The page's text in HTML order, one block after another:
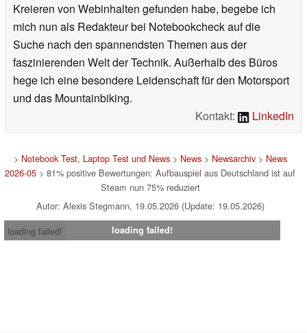
Kreieren von Webinhalten gefunden habe, begebe ich
mich nun als Redakteur bei Notebookcheck auf die
Suche nach den spannendsten Themen aus der
faszinierenden Welt der Technik. Außerhalb des Büros
hege ich eine besondere Leidenschaft für den Motorsport
und das Mountainbiking.
Kontakt:
LinkedIn
> Notebook Test, Laptop Test und News> News> Newsarchiv> News
2026-05 > 81% positive Bewertungen: Aufbauspiel aus Deutschland ist auf
Steam nun 75% reduziert
Autor: Alexis Stegmann, 19.05.2026 (Update: 19.05.2026)
loading failed!
loading failed!